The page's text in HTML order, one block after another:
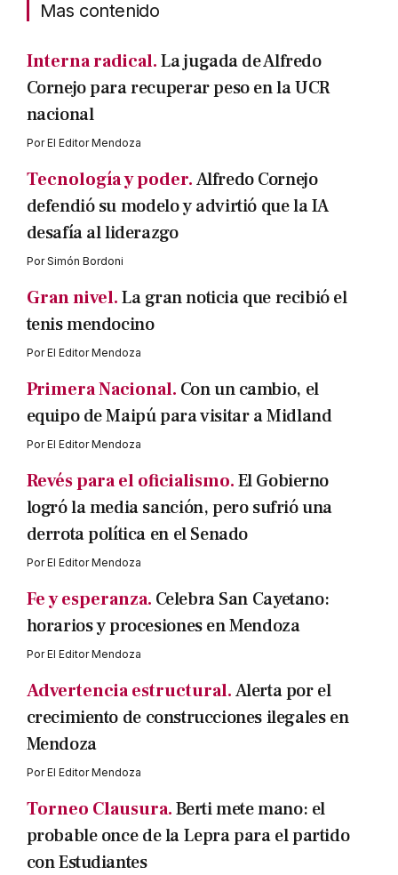
Mas contenido
Interna radical.La jugada de Alfredo
Cornejo para recuperar peso en la UCR
nacional
PorEl Editor Mendoza
Tecnología y poder.Alfredo Cornejo
defendió su modelo y advirtió que la IA
desafía al liderazgo
PorSimón Bordoni
Gran nivel.La gran noticia que recibió el
tenis mendocino
PorEl Editor Mendoza
Primera Nacional. Con un cambio, el
equipo de Maipú para visitar a Midland
PorEl Editor Mendoza
Revés para el oficialismo.El Gobierno
logró la media sanción, pero sufrió una
derrota política en el Senado
PorEl Editor Mendoza
Fe y esperanza. Celebra San Cayetano:
horarios y procesiones en Mendoza
PorEl Editor Mendoza
Advertencia estructural.Alerta por el
crecimiento de construcciones ilegales en
Mendoza
PorEl Editor Mendoza
Torneo Clausura.Berti mete mano: el
probable once de la Lepra para el partido
con Estudiantes